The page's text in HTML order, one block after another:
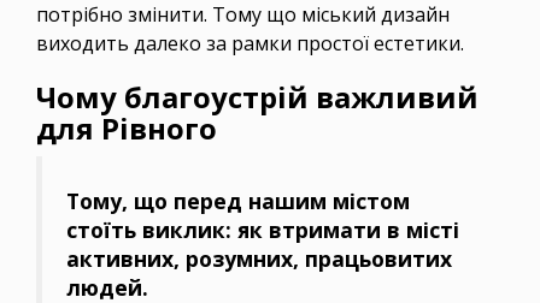
потрібно змінити. Тому що міський дизайн
виходить далеко за рамки простої естетики.
Чому благоустрій важливий
для Рівного
Тому, що перед нашим містом
стоїть виклик: як втримати в місті
активних, розумних, працьовитих
людей.